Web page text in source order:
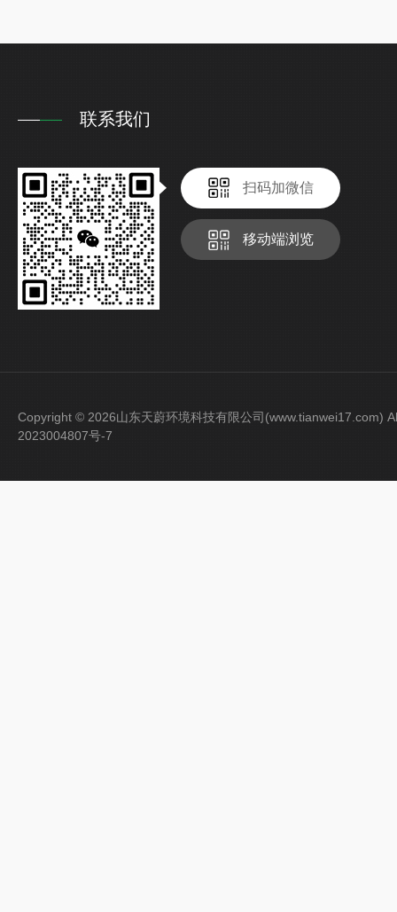
联系我们
扫码加微信
移动端浏览
Copyright © 2026山东天蔚环境科技有限公司(www.tianwei17.com)
2023004807号-7